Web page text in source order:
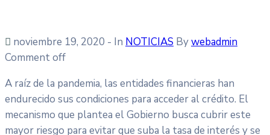
noviembre 19, 2020 - In NOTICIAS Bywebadmin
Comment off
A raíz de la pandemia, las entidades financieras han
endurecido sus condiciones para acceder al crédito. El
mecanismo que plantea el Gobierno busca cubrir este
mayor riesgo para evitar que suba la tasa de interés y se